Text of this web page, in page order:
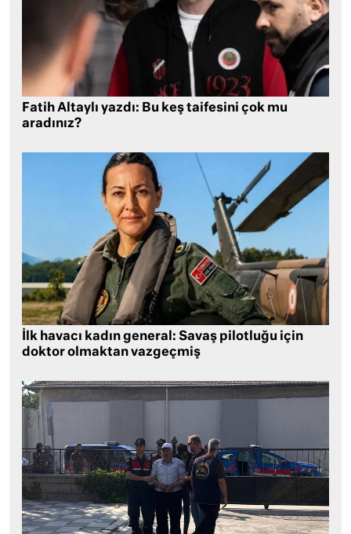
Fatih Altaylı yazdı: Bu keş taifesini çok mu
aradınız?
İlk havacı kadın general: Savaş pilotluğu için
doktor olmaktan vazgeçmiş